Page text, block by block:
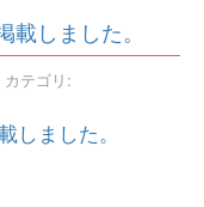
しました。
カテゴリ:
しました。